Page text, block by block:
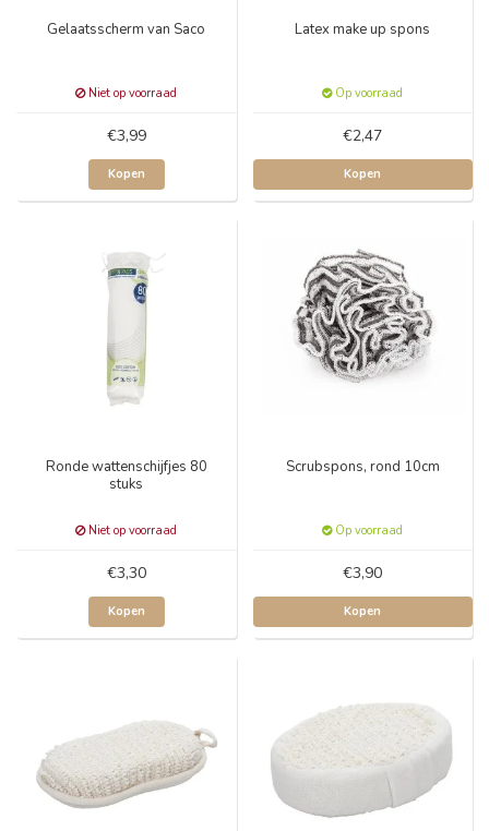
Gelaatsscherm van Saco
Niet op voorraad
€3,99
Kopen
Latex make up spons
Op voorraad
€2,47
Kopen
Ronde wattenschijfjes 80
stuks
Niet op voorraad
€3,30
Kopen
Scrubspons, rond 10cm
Op voorraad
€3,90
Kopen